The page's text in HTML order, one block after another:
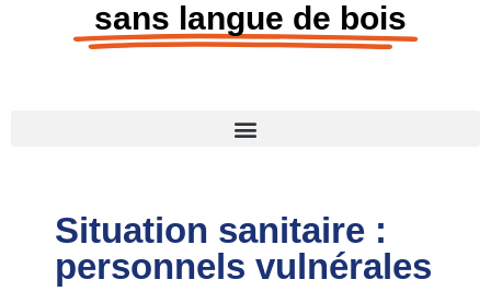
sans langue de bois
Situation sanitaire :
personnels vulnérales